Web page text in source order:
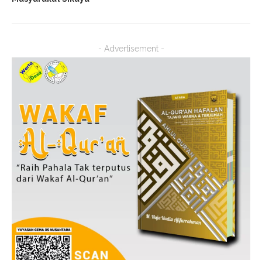
- Advertisement -